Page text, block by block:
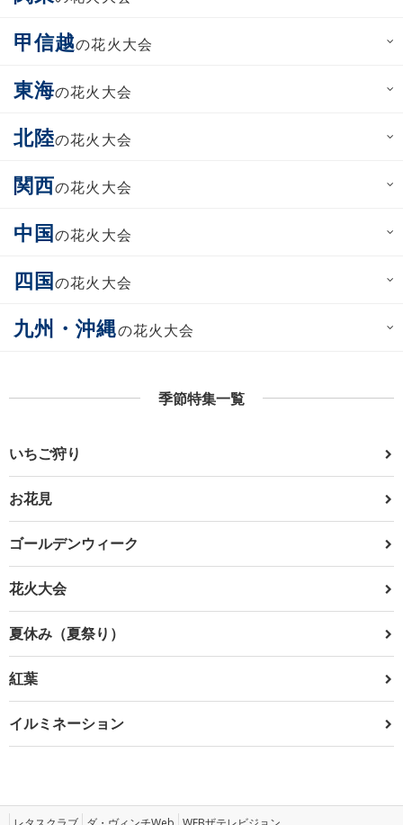
甲信越の花火大会
東海の花火大会
北陸の花火大会
関西の花火大会
中国の花火大会
四国の花火大会
九州・沖縄の花火大会
季節特集一覧
いちご狩り
お花見
ゴールデンウィーク
花火大会
夏休み（夏祭り）
紅葉
イルミネーション